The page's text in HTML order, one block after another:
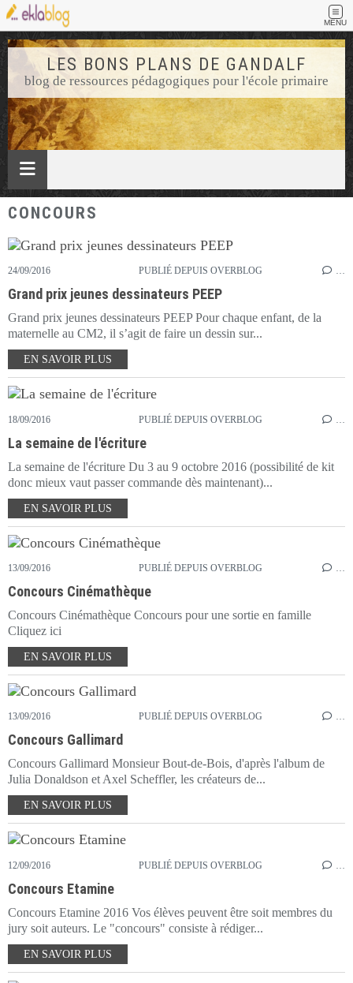
MENU
LES BONS PLANS DE GANDALF
blog de ressources pédagogiques pour l'école primaire
CONCOURS
24/09/2016 PUBLIÉ DEPUIS OVERBLOG …
Grand prix jeunes dessinateurs PEEP
Grand prix jeunes dessinateurs PEEP Pour chaque enfant, de la
maternelle au CM2, il s’agit de faire un dessin sur...
EN SAVOIR PLUS
18/09/2016 PUBLIÉ DEPUIS OVERBLOG
La semaine de l'écriture
La semaine de l'écriture Du 3 au 9 octobre 2016 (possibilité de kit
donc mieux vaut passer commande dès maintenant)...
EN SAVOIR PLUS
13/09/2016 PUBLIÉ DEPUIS OVERBLOG …
Concours Cinémathèque
Concours Cinémathèque Concours pour une sortie en famille
Cliquez ici
EN SAVOIR PLUS
13/09/2016 PUBLIÉ DEPUIS OVERBLOG …
Concours Gallimard
Concours Gallimard Monsieur Bout-de-Bois, d'après l'album de
Julia Donaldson et Axel Scheffler, les créateurs de...
EN SAVOIR PLUS
12/09/2016 PUBLIÉ DEPUIS OVERBLOG
Concours Etamine
Concours Etamine 2016 Vos élèves peuvent être soit membres du
jury soit auteurs. Le "concours" consiste à rédiger...
EN SAVOIR PLUS